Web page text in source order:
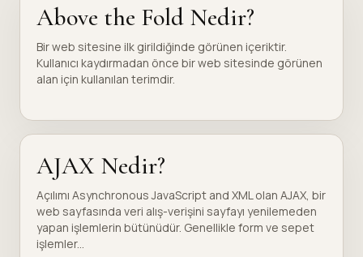
Above the Fold Nedir?
Bir web sitesine ilk girildiğinde görünen içeriktir.
Kullanıcı kaydırmadan önce bir web sitesinde görünen
alan için kullanılan terimdir.
AJAX Nedir?
Açılımı Asynchronous JavaScript and XML olan AJAX, bir
web sayfasında veri alış-verişini sayfayı yenilemeden
yapan işlemlerin bütünüdür. Genellikle form ve sepet
işlemler...